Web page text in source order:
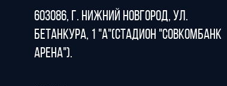
603086, г. Нижний Новгород, ул.
Бетанкура, 1 "А"(стадион "СОВКОМБАНК
АРЕНА").